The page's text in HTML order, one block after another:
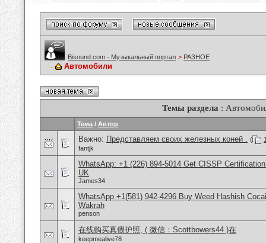
Bisound.com - Музыкальный портал > РАЗНОЕ
Автомобили
Темы раздела :
Тема / Автор
Важно: Представляем своих железных коней . (
fantjk
WhatsApp: +1 (226) 894-5014​ Get CISSP
UK
James34
WhatsApp +1(581) 942-4296 Buy Weed Hashish
Wakrah
penson
在线购买真假护照, ( 微信：Scottbowers44 )在
keepmealive78